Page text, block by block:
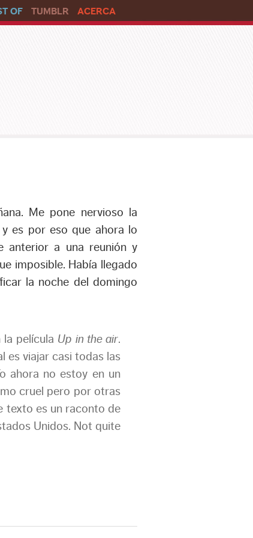
OF TUMBLR ACERCA
Me pone nervioso la
es por eso que ahora lo
anterior a una reunión y
imposible. Había llegado
la noche del domingo
película Up in the air.
es viajar casi todas las
ahora no estoy en un
cruel pero por otras
texto es un raconto de
Unidos. Not quite